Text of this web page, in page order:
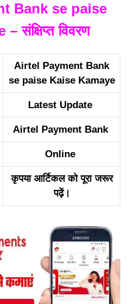
Bank se paise
– संक्षिप्त विवरण
Airtel Payment Bank
se paise Kaise Kamaye
Latest Update
Airtel Payment Bank
Online
कृपया आर्टिकल को पूरा जरूर
पढ़ें।